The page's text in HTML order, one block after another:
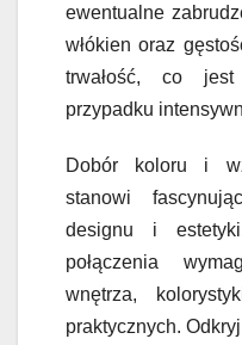
ewentualne
włókien oraz
trwałość, co
przypadku
Dobór koloru i
stanowi
designu i
połączenia
wnętrza,
praktycznych.